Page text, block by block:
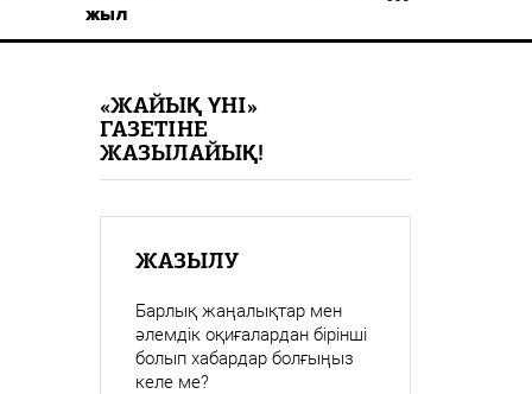
жыл
«ЖАЙЫҚ ҮНІ»
ГАЗЕТІНЕ
ЖАЗЫЛАЙЫҚ!
ЖАЗЫЛУ
Барлық жаңалықтар мен
әлемдік оқиғалардан бірінші
болып хабардар болғыңыз
келе ме?